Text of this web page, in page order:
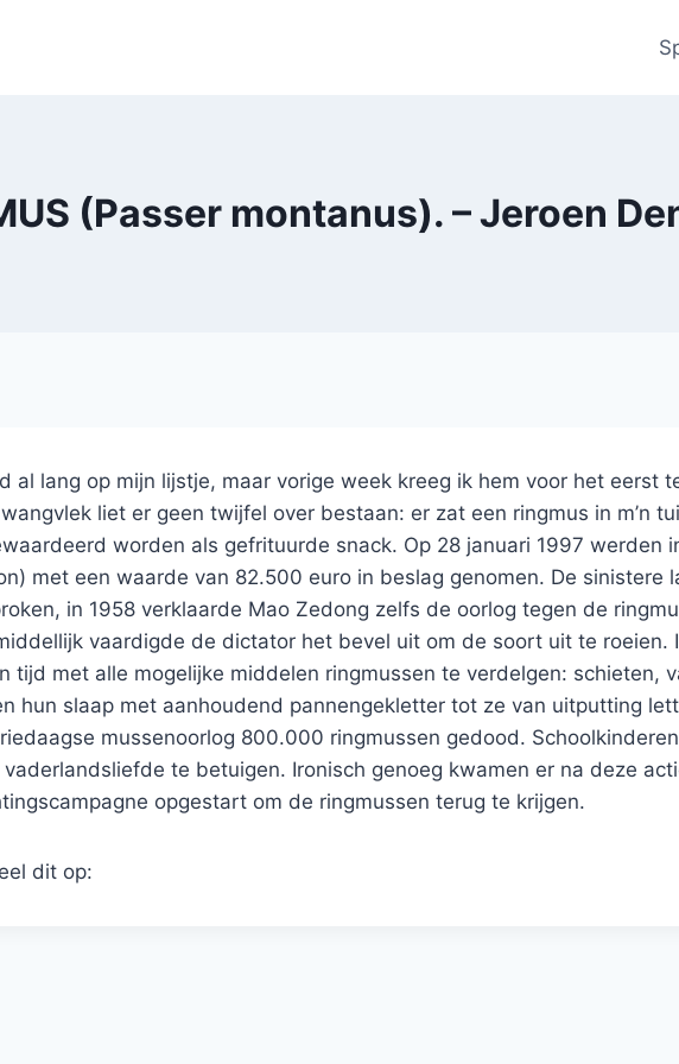
(Passer montanus). – Jeroen
al lang op mijn lijstje, maar vorige week kreeg ik hem voor het eerst
liet er geen twijfel over bestaan: er zat een ringmus in m’n
worden als gefrituurde snack. Op 28 januari 1997 werden
met een waarde van 82.500 euro in beslag genomen. De sinistere
in 1958 verklaarde Mao Zedong zelfs de oorlog tegen de
vaardigde de dictator het bevel uit om de soort uit te
tijd met alle mogelijke middelen ringmussen te verdelgen: schieten,
hun slaap met aanhoudend pannengekletter tot ze van uitputting
mussenoorlog 800.000 ringmussen gedood.
te betuigen. Ironisch genoeg kwamen er na deze
opgestart om de ringmussen terug te krijgen.
dit op: